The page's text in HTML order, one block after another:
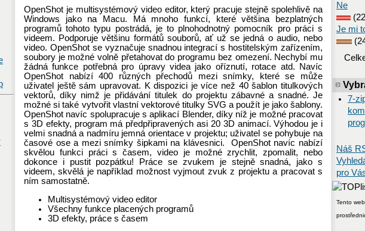
OpenShot je multisystémový video editor, který pracuje stejně spolehlivě na
Windows jako na Macu. Má mnoho funkcí, které většina bezplatných
programů tohoto typu postrádá, je to plnohodnotný pomocník pro práci s
videem. Podporuje většinu formátů souborů, ať už se jedná o audio, nebo
video. OpenShot se vyznačuje snadnou integrací s hostitelským zařízením,
soubory je možné volně přetahovat do programu bez omezení. Nechybí mu
žádná funkce potřebná pro úpravy videa jako oříznutí, rotace atd. Navíc
OpenShot nabízí 400 různých přechodů mezi snímky, které se může
uživatel ještě sám upravovat. K dispozici je více než 40 šablon titulkových
vektorů, díky nimž je přidávání titulek do projektu zábavné a snadné. Je
možné si také vytvořit vlastní vektorové titulky SVG a použít je jako šablony.
OpenShot navíc spolupracuje s aplikací Blender, díky níž je možné pracovat
s 3D efekty, program má předpřipravených asi 20 3D animací. Výhodou je i
velmi snadná a nadmíru jemná orientace v projektu; uživatel se pohybuje na
časové ose a mezi snímky šipkami na klávesnici. OpenShot navíc nabízí
skvělou funkci práci s časem, video je možné zrychlit, zpomalit, nebo
dokonce i pustit pozpátku! Práce se zvukem je stejně snadná, jako s
videem, skvělá je například možnost vyjmout zvuk z projektu a pracovat s
ním samostatně.
Multisystémový video editor
Všechny funkce placených programů
3D efekty, práce s časem
Ne
Je mi
7-
Náš
pro
Tento